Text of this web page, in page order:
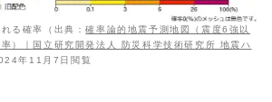
る確率（出典：確率論的地震予測地図（震度6強以
）｜国立研究開発法人 防災科学技術研究所 地震ハ
年11月7日閲覧